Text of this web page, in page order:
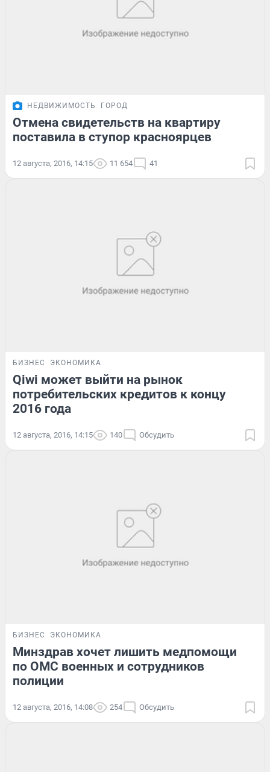
НЕДВИЖИМОСТЬ ГОРОД
Отмена свидетельств на квартиру
поставила в ступор красноярцев
12 августа, 2016, 14:15 11 654 41
БИЗНЕС ЭКОНОМИКА
Qiwi может выйти на рынок
потребительских кредитов к концу
2016 года
12 августа, 2016, 14:15 140 Обсудить
БИЗНЕС ЭКОНОМИКА
Минздрав хочет лишить медпомощи
по ОМС военных и сотрудников
полиции
12 августа, 2016, 14:08 254 Обсудить